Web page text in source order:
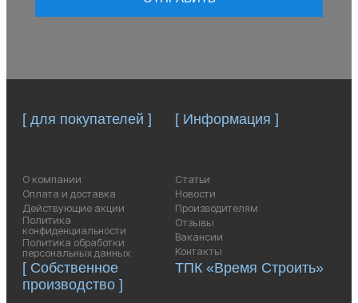
[ для покупателей ]
О компании
Оплата и доставка
Действующие акции
Политика
конфиденциальности
Политика обработки
персональных данных
[ Собственное
производство ]
[ Информация ]
Статьи
Новости
Производителям
Отзывы
Вакансии
Контакты
ТПК «Время Строить»